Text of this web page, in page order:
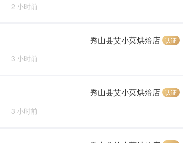
2 小时前
3 小时前
秀山县艾小莫烘焙店 认证
3 小时前
秀山县艾小莫烘焙店 认证